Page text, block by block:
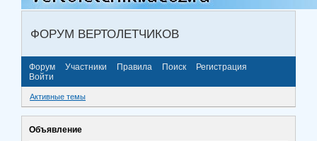
ФОРУМ ВЕРТОЛЕТЧИКОВ
Форум Участники Правила Поиск
Регистрация
Войти
Активные темы
Объявление